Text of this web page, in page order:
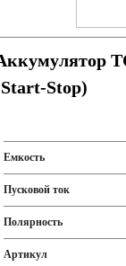
Stop)
Емкость
Пусковой ток
Полярность
Артикул